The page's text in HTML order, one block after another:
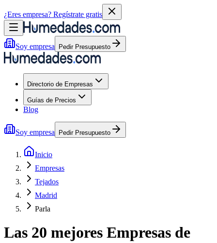
¿Eres empresa? Regístrate gratis
Soy empresa Pedir Presupuesto
Directorio de Empresas
Guías de Precios
Blog
Soy empresa Pedir Presupuesto
Inicio
Empresas
Tejados
Madrid
Parla
Las 20 mejores Empresas de